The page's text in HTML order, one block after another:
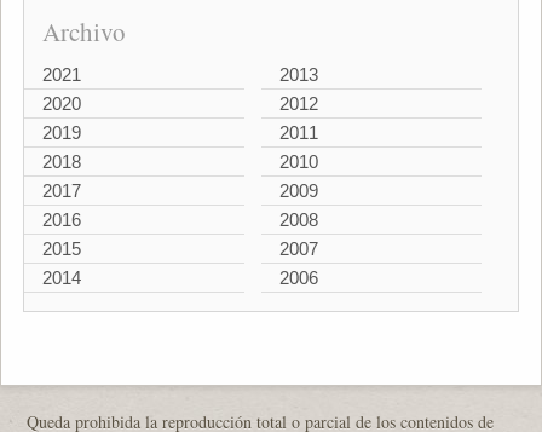
Archivo
2021
2020
2019
2018
2017
2016
2015
2014
2013
2012
2011
2010
2009
2008
2007
2006
Queda prohibida la reproducción total o parcial de los contenidos de